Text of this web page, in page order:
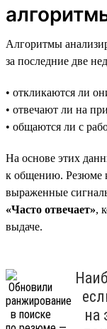
Алгоритмы
за последние две
• откликаются ли
• отвечают ли на
• общаются ли с
На основе этих
к общению. Резюме
выраженные
«Часто отвечает»,
выдаче.
на